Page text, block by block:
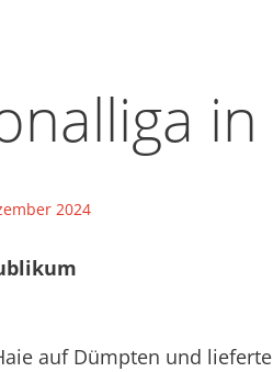
2024
auf Dümpten und